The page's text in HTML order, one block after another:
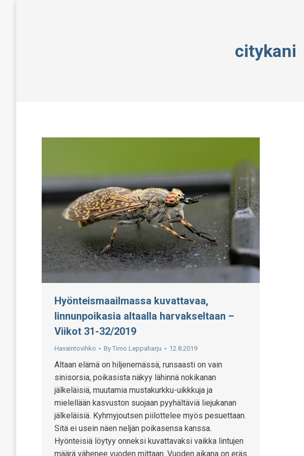
citykani
Hyönteismaailmassa kuvattavaa,
linnunpoikasia altaalla harvakseltaan –
Viikot 31-32/2019
Havaintovihko By Timo Leppaharju 12.8.2019
Altaan elämä on hiljenemässä, runsaasti on vain
sinisorsia, poikasista näkyy lähinnä nokikanan
jälkeläisiä, muutamia mustakurkku-uikkkuja ja
mielellään kasvuston suojaan pyyhältäviä liejukanan
jälkeläisiä. Kyhmyjoutsen piilottelee myös pesuettaan.
Sitä ei usein näen neljän poikasensa kanssa.
Hyönteisiä löytyy onneksi kuvattavaksi vaikka lintujen
määrä vähenee vuoden mittaan. Vuoden aikana on eräs